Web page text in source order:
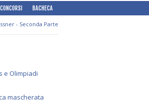
CONCORSI BACHECA
- Seconda Parte
e Olimpiadi
mascherata